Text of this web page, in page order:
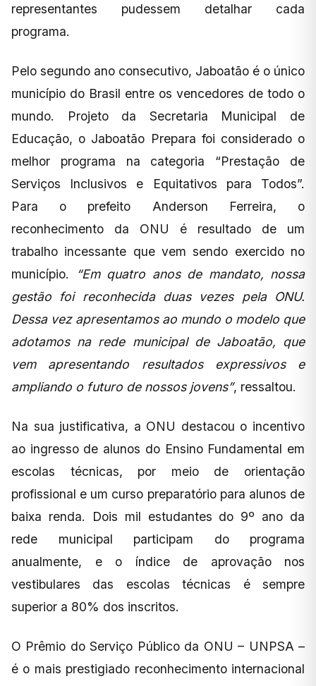
representantes pudessem detalhar cada
programa.
Pelo segundo ano consecutivo, Jaboatão é o único
município do Brasil entre os vencedores de todo o
mundo. Projeto da Secretaria Municipal de
Educação, o Jaboatão Prepara foi considerado o
melhor programa na categoria “Prestação de
Serviços Inclusivos e Equitativos para Todos”.
Para o prefeito Anderson Ferreira, o
reconhecimento da ONU é resultado de um
trabalho incessante que vem sendo exercido no
município.
“Em quatro anos de mandato, nossa
gestão foi reconhecida duas vezes pela ONU.
Dessa vez apresentamos ao mundo o modelo que
adotamos na rede municipal de Jaboatão, que
vem apresentando resultados expressivos e
ampliando o futuro de nossos jovens”, ressaltou.
Na sua justificativa, a ONU destacou o incentivo
ao ingresso de alunos do Ensino Fundamental em
escolas técnicas, por meio de orientação
profissional e um curso preparatório para alunos de
baixa renda. Dois mil estudantes do 9º ano da
rede municipal participam do programa
anualmente, e o índice de aprovação nos
vestibulares das escolas técnicas é sempre
superior a 80% dos inscritos.
O Prêmio do Serviço Público da ONU – UNPSA –
é o mais prestigiado reconhecimento internacional